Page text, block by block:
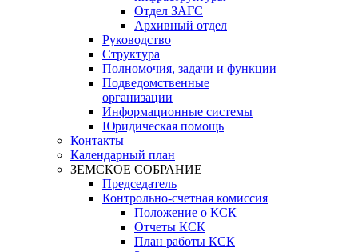
Отдел ЗАГС
Архивный отдел
Руководство
Структура
Полномочия, задачи и функции
Подведомственные
организации
Информационные системы
Юридическая помощь
Контакты
Календарный план
ЗЕМСКОЕ СОБРАНИЕ
Председатель
Контрольно-счетная комиссия
Положение о КСК
Отчеты КСК
План работы КСК